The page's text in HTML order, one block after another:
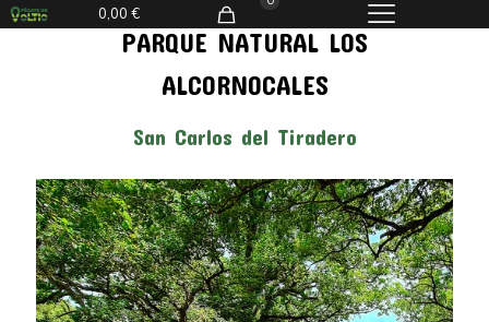
0,00 €
PARQUE NATURAL LOS
ALCORNOCALES
San Carlos del Tiradero